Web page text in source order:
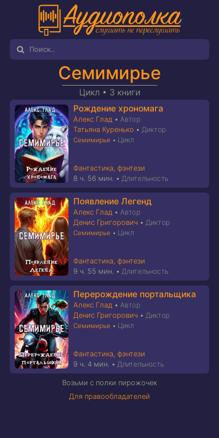
Семимирье
Цикл • 3 книги
Рождение хрономага
Алекс Глад • Автор
Татьяна Куренько • Диктор
Семимирье • Цикл
Фантастика, фэнтези
8 ч. 56 мин. • Длительность
Появление Легенд
Алекс Глад • Автор
Денис Григорович • Диктор
Семимирье • Цикл
Фантастика, фэнтези
9 ч. 55 мин. • Длительность
Перерождение портальщика
Алекс Глад • Автор
Денис Григорович • Диктор
Семимирье • Цикл
Фантастика, фэнтези
9 ч. 4 мин. • Длительность
Возьми с полки пирожочек
Для правообладателей